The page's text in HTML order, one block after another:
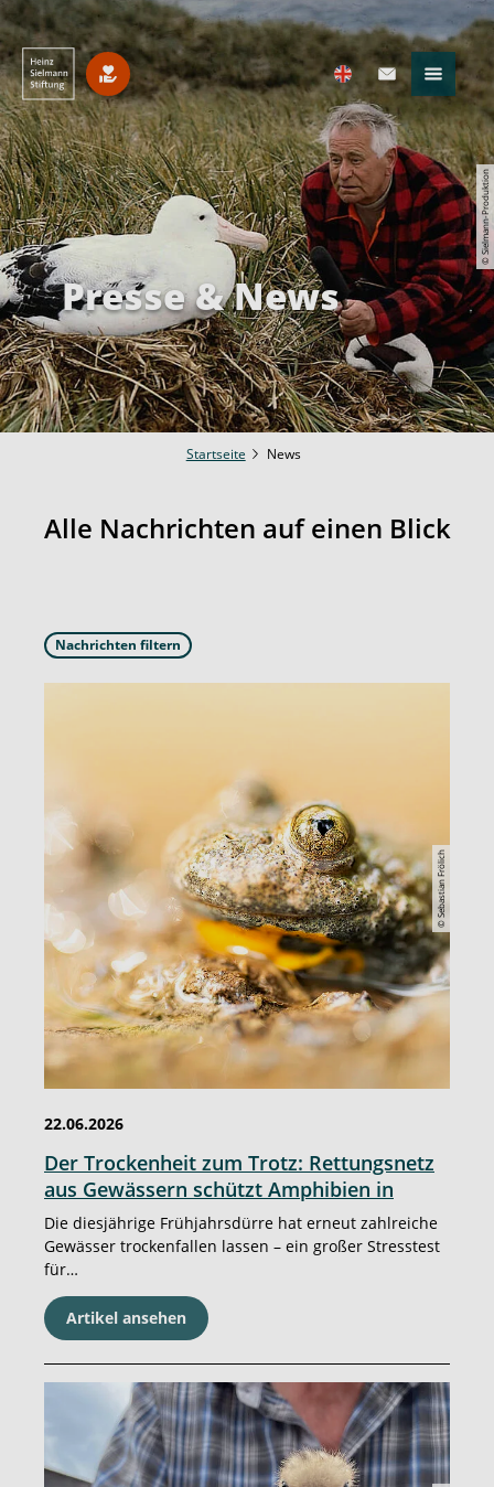
© Sielmann-Produktion
Presse & News
Startseite News
Alle Nachrichten auf einen Blick
Nachrichten filtern
© Sebastian Frölich
22.06.2026
Der Trockenheit zum Trotz: Rettungsnetz
aus Gewässern schützt Amphibien in
Südbayern
Die diesjährige Frühjahrsdürre hat erneut zahlreiche
Gewässer trockenfallen lassen – ein großer Stresstest
für…
Artikel ansehen